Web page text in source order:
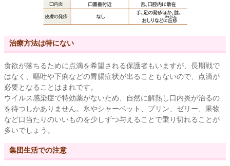
治療方法は特にない
食欲が落ちるために点滴を希望される保護者もいますが、長期戦で
はなく、嘔吐や下痢などの胃腸症状が出ることもないので、点滴が
必要となることはまれです。
ウイルス感染症で特効薬がないため、自然に解熱し口内炎が治るの
を待つしかありません。氷やシャーベット、プリン、ゼリー、果物
など口当たりのいいものを少しずつ与えることで乗り切れることが
多いでしょう。
集団生活での注意